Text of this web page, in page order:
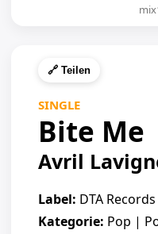
🔗 Teilen
SINGLE
Bite Me
Avril
Label: DTA Records
Kategorie: Pop |